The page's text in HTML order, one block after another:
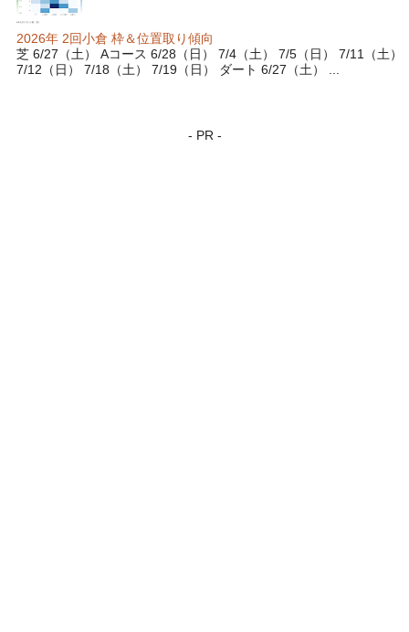
2026年 2回小倉 枠＆位置取り傾向
芝 6/27（土） Aコース 6/28（日） 7/4（土） 7/5（日） 7/11（土）
7/12（日） 7/18（土） 7/19（日） ダート 6/27（土） ...
- PR -